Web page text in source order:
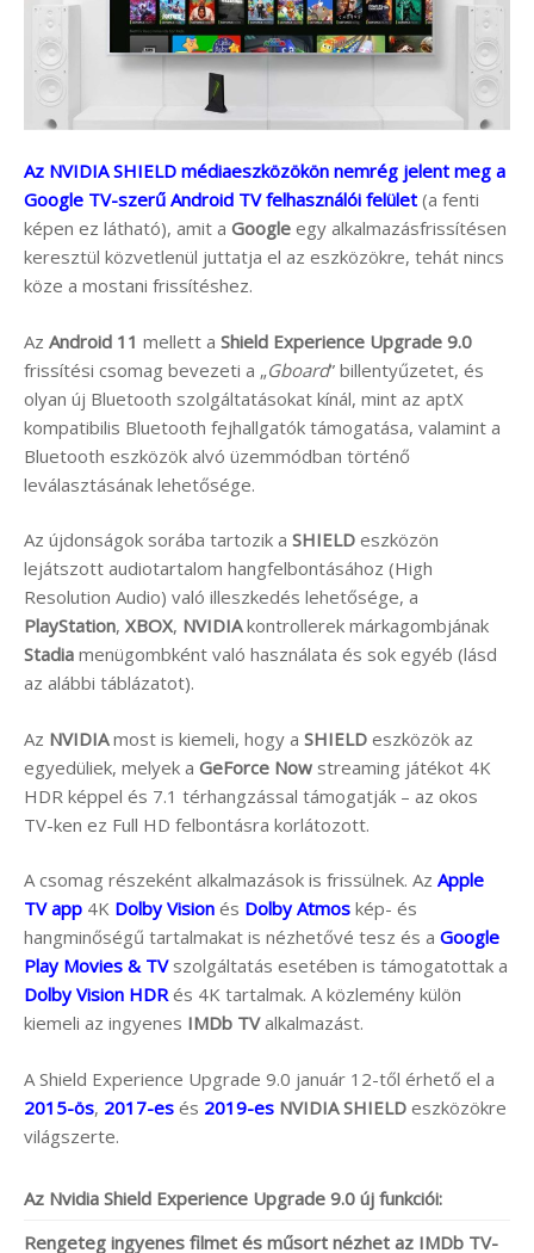
Az NVIDIA SHIELD médiaeszközökön nemrég jelent meg a
Google TV-szerű Android TV felhasználói felület (a fenti
képen ez látható), amit a Google egy alkalmazásfrissítésen
keresztül közvetlenül juttatja el az eszközökre, tehát nincs
köze a mostani frissítéshez.
Az Android 11 mellett a Shield Experience Upgrade 9.0
frissítési csomag bevezeti a „Gboard” billentyűzetet, és
olyan új Bluetooth szolgáltatásokat kínál, mint az aptX
kompatibilis Bluetooth fejhallgatók támogatása, valamint a
Bluetooth eszközök alvó üzemmódban történő
leválasztásának lehetősége.
Az újdonságok sorába tartozik a SHIELD eszközön
lejátszott audiotartalom hangfelbontásához (High
Resolution Audio) való illeszkedés lehetősége, a
PlayStation, XBOX, NVIDIAkontrollerek márkagombjának
Stadia menügombként való használata és sok egyéb (lásd
az alábbi táblázatot).
Az NVIDIAmost is kiemeli, hogy a SHIELD eszközök az
egyedüliek, melyek a GeForce Now streaming játékot 4K
HDR képpel és 7.1 térhangzással támogatják – az okos
TV-ken ez Full HD felbontásra korlátozott.
A csomag részeként alkalmazások is frissülnek. Az Apple
TV app 4K Dolby Vision és Dolby Atmos kép- és
hangminőségű tartalmakat is nézhetővé tesz és a Google
Play Movies & TVszolgáltatás esetében is támogatottak a
Dolby Vision HDRés 4K tartalmak. A közlemény külön
kiemeli az ingyenes IMDb TValkalmazást.
A Shield Experience Upgrade 9.0 január 12-től érhető el a
2015-ös, 2017-es és 2019-es NVIDIA SHIELD eszközökre
világszerte.
Az Nvidia Shield Experience Upgrade 9.0 új funkciói:
Rengeteg ingyenes filmet és műsort nézhet az IMDb TV-